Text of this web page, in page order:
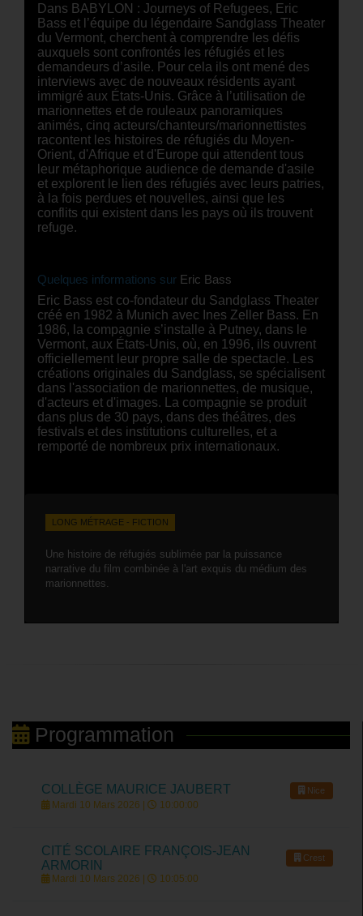
Dans BABYLON : Journeys of Refugees, Eric
Bass et l’équipe du légendaire Sandglass Theater
du Vermont, cherchent à comprendre les défis
auxquels sont confrontés les réfugiés et les
demandeurs d’asile. Pour cela ils ont mené des
interviews avec de nouveaux résidents ayant
immigré aux États-Unis. Grâce à l’utilisation de
marionnettes et de rouleaux panoramiques
animés, cinq acteurs/chanteurs/marionnettistes
racontent les histoires de réfugiés du Moyen-
Orient, d'Afrique et d'Europe qui attendent tous
leur métaphorique audience de demande d'asile
et explorent le lien des réfugiés avec leurs patries,
à la fois perdues et nouvelles, ainsi que les
conflits qui existent dans les pays où ils trouvent
refuge.
Quelques informations sur Eric Bass
Eric Bass est co-fondateur du Sandglass Theater
créé en 1982 à Munich avec Ines Zeller Bass. En
1986, la compagnie s’installe à Putney, dans le
Vermont, aux États-Unis, où, en 1996, ils ouvrent
officiellement leur propre salle de spectacle. Les
créations originales du Sandglass, se spécialisent
dans l'association de marionnettes, de musique,
d'acteurs et d'images. La compagnie se produit
dans plus de 30 pays, dans des théâtres, des
festivals et des institutions culturelles, et a
remporté de nombreux prix internationaux.
LONG MÉTRAGE - FICTION
Une histoire de réfugiés sublimée par la puissance
narrative du film combinée à l'art exquis du médium des
marionnettes.
Programmation
COLLÈGE MAURICE JAUBERT Nice
Mardi 10 Mars 2026 | 10:00:00
CITÉ SCOLAIRE FRANÇOIS-JEAN
ARMORIN
Crest
Mardi 10 Mars 2026 | 10:05:00